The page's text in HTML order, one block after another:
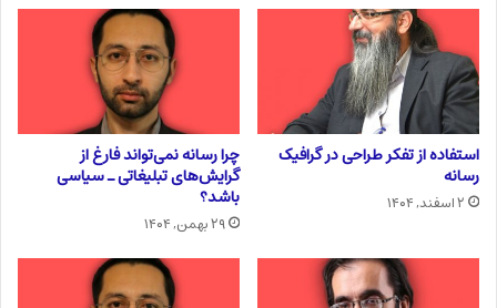
استفاده از تفکر طراحی در گرافیک
رسانه
۲ اسفند, ۱۴۰۴
چرا رسانه نمی‌تواند فارغ از
گرایش‌های تبلیغاتی ـ سیاسی
باشد؟
۲۹ بهمن, ۱۴۰۴